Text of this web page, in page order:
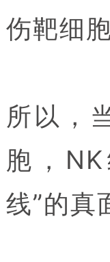
伤靶细
所以，
胞，
线”的真